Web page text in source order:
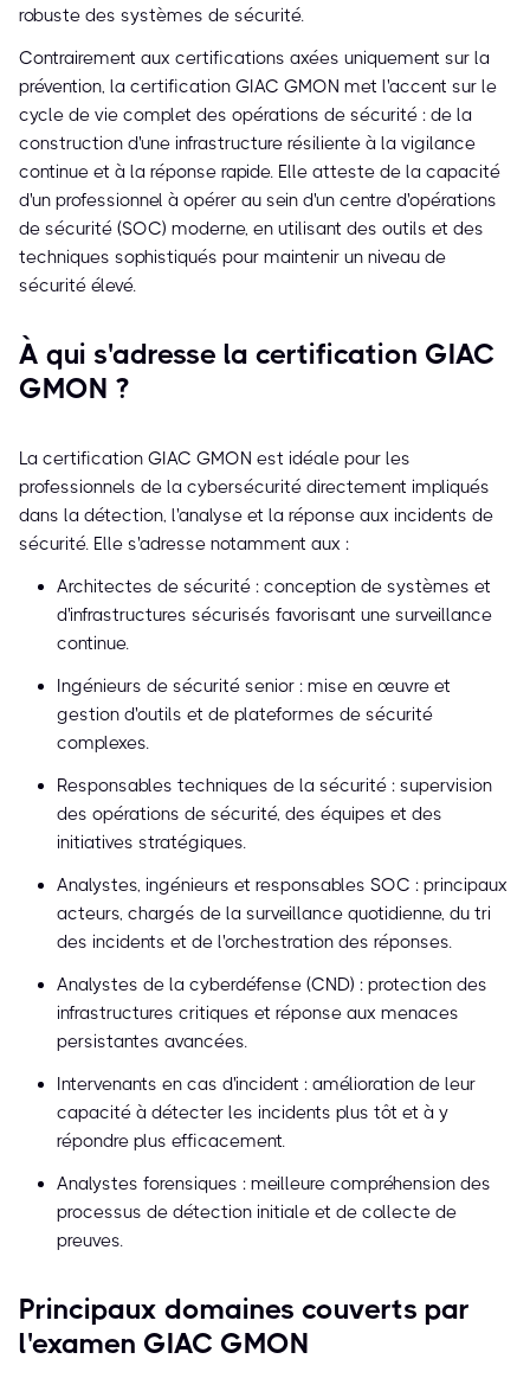
robuste des systèmes de sécurité.
Contrairement aux certifications axées uniquement sur la
prévention, la certification GIAC GMON met l'accent sur le
cycle de vie complet des opérations de sécurité : de la
construction d'une infrastructure résiliente à la vigilance
continue et à la réponse rapide. Elle atteste de la capacité
d'un professionnel à opérer au sein d'un centre d'opérations
de sécurité (SOC) moderne, en utilisant des outils et des
techniques sophistiqués pour maintenir un niveau de
sécurité élevé.
À qui s'adresse la certification GIAC
GMON ?
La certification GIAC GMON est idéale pour les
professionnels de la cybersécurité directement impliqués
dans la détection, l'analyse et la réponse aux incidents de
sécurité. Elle s'adresse notamment aux :
Architectes de sécurité : conception de systèmes et
d'infrastructures sécurisés favorisant une surveillance
continue.
Ingénieurs de sécurité senior : mise en œuvre et
gestion d'outils et de plateformes de sécurité
complexes.
Responsables techniques de la sécurité : supervision
des opérations de sécurité, des équipes et des
initiatives stratégiques.
Analystes, ingénieurs et responsables SOC : principaux
acteurs, chargés de la surveillance quotidienne, du tri
des incidents et de l'orchestration des réponses.
Analystes de la cyberdéfense (CND) : protection des
infrastructures critiques et réponse aux menaces
persistantes avancées.
Intervenants en cas d'incident : amélioration de leur
capacité à détecter les incidents plus tôt et à y
répondre plus efficacement.
Analystes forensiques : meilleure compréhension des
processus de détection initiale et de collecte de
preuves.
Principaux domaines couverts par
l'examen GIAC GMON